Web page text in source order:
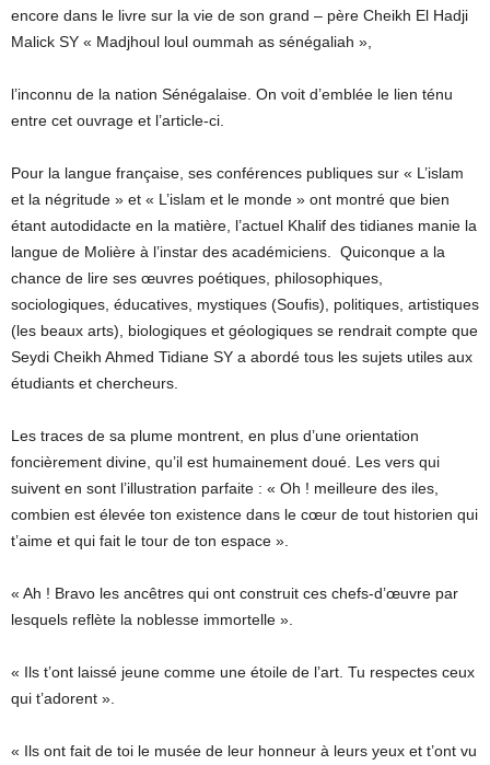
encore dans le livre sur la vie de son grand – père Cheikh El Hadji
Malick SY « Madjhoul loul oummah as sénégaliah »,
l’inconnu de la nation Sénégalaise. On voit d’emblée le lien ténu
entre cet ouvrage et l’article-ci.
Pour la langue française, ses conférences publiques sur « L’islam
et la négritude » et « L’islam et le monde » ont montré que bien
étant autodidacte en la matière, l’actuel Khalif des tidianes manie la
langue de Molière à l’instar des académiciens. Quiconque a la
chance de lire ses œuvres poétiques, philosophiques,
sociologiques, éducatives, mystiques (Soufis), politiques, artistiques
(les beaux arts), biologiques et géologiques se rendrait compte que
Seydi Cheikh Ahmed Tidiane SY a abordé tous les sujets utiles aux
étudiants et chercheurs.
Les traces de sa plume montrent, en plus d’une orientation
foncièrement divine, qu’il est humainement doué. Les vers qui
suivent en sont l’illustration parfaite : « Oh ! meilleure des iles,
combien est élevée ton existence dans le cœur de tout historien qui
t’aime et qui fait le tour de ton espace ».
« Ah ! Bravo les ancêtres qui ont construit ces chefs-d’œuvre par
lesquels reflète la noblesse immortelle ».
« Ils t’ont laissé jeune comme une étoile de l’art. Tu respectes ceux
qui t’adorent ».
« Ils ont fait de toi le musée de leur honneur à leurs yeux et t’ont vu